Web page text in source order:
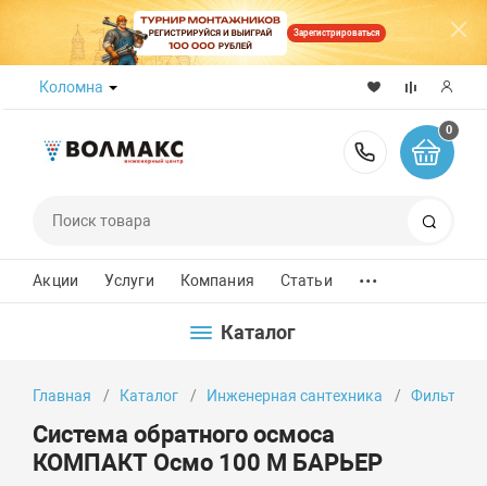
Зарегистрироваться
Коломна
8 (800)
0
Акции Услуги Компания Статьи ...
Каталог
Главная Каталог Инженерная сантехника Фильтры
Система обратного осмоса
КОМПАКТ Осмо 100 М БАРЬЕР